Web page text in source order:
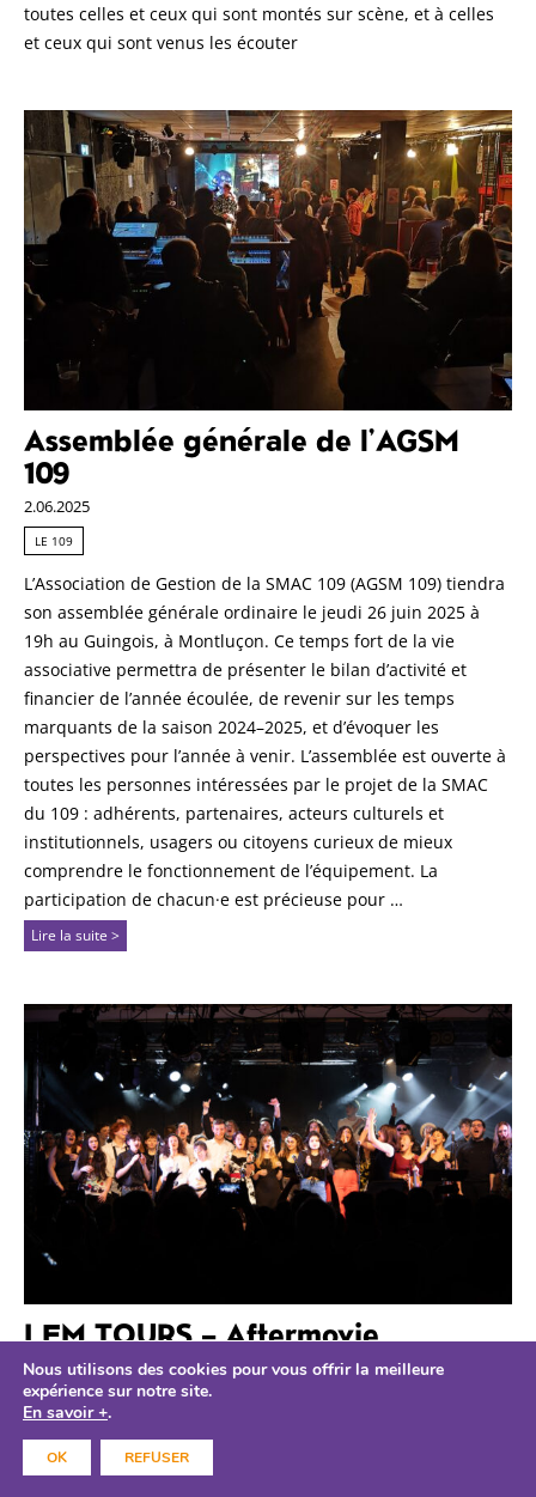
toutes celles et ceux qui sont montés sur scène, et à celles
et ceux qui sont venus les écouter
Assemblée générale de l’AGSM
109
2.06.2025
LE 109
L’Association de Gestion de la SMAC 109 (AGSM 109) tiendra
son assemblée générale ordinaire le jeudi 26 juin 2025 à
19h au Guingois, à Montluçon. Ce temps fort de la vie
associative permettra de présenter le bilan d’activité et
financier de l’année écoulée, de revenir sur les temps
marquants de la saison 2024–2025, et d’évoquer les
perspectives pour l’année à venir. L’assemblée est ouverte à
toutes les personnes intéressées par le projet de la SMAC
du 109 : adhérents, partenaires, acteurs culturels et
institutionnels, usagers ou citoyens curieux de mieux
comprendre le fonctionnement de l’équipement. La
participation de chacun·e est précieuse pour …
Lire la suite >
LEM TOURS – Aftermovie
16.05.2025
LE 109
Vous ne l’attendiez plus… mais il est là ! L’aftermovie du
LEM-Tours 2024 est en ligne 3 jours de création, d’échanges
Nous utilisons des cookies pour vous offrir la meilleure
expérience sur notre site.
En savoir +.
OK REFUSER